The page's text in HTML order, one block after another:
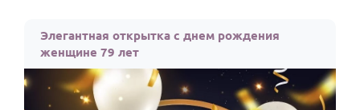
Элегантная открытка с днем рождения
женщине 79 лет